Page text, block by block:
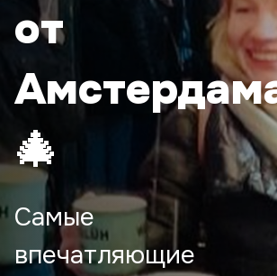
от
🎄
Самые
впечатляющие